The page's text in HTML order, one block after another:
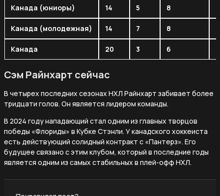
Канада (юниоры) 14 5 8
Канада (молодежная) 14 7 8
Канада 20 3 6
Сэм Райнхарт сейчас
В четырех последних сезонах НХЛ Райнхарт забивает более
тридцати голов. Он является лидером команды.
В 2024 году нападающий стал одним из главных творцов
победы «Флориды» в Кубке Стэнли. У канадского хоккеиста
есть действующий солидный контракт с «Пантерз». Его
будущее связано с этим клубом, который в последние годы
является одним из самых стабильных в плей-офф НХЛ.